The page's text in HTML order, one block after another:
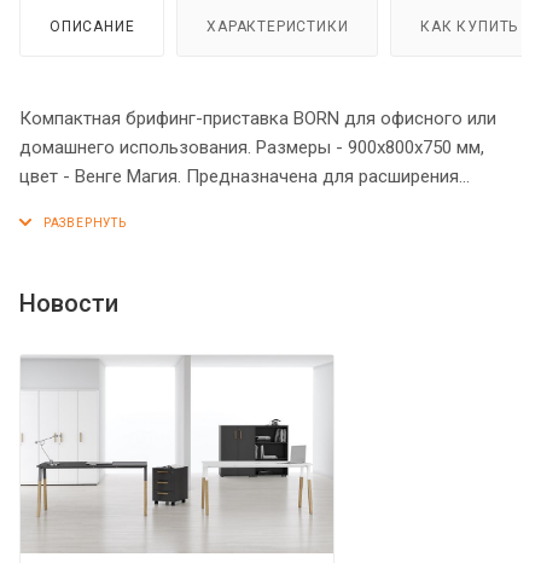
ОПИСАНИЕ ХАРАКТЕРИСТИКИ КАК КУПИТЬ
Компактная брифинг-приставка BORN для офисного или
домашнего использования. Размеры - 900х800х750 мм,
цвет - Венге Магия. Предназначена для расширения
долговечную металлическую опору. Солидной толщины
основных элементов надежно защищены кромкой ПВХ – 2
Новости